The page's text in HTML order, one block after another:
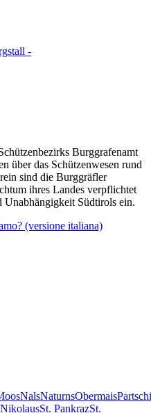
-
Burggrafenamt
über das Schützenwesen rund
sind die Burggräfler
ihres Landes verpflichtet
Unabhängigkeit Südtirols ein.
(versione italiana)
NalsNaturnsObermais
St. PankrazSt.